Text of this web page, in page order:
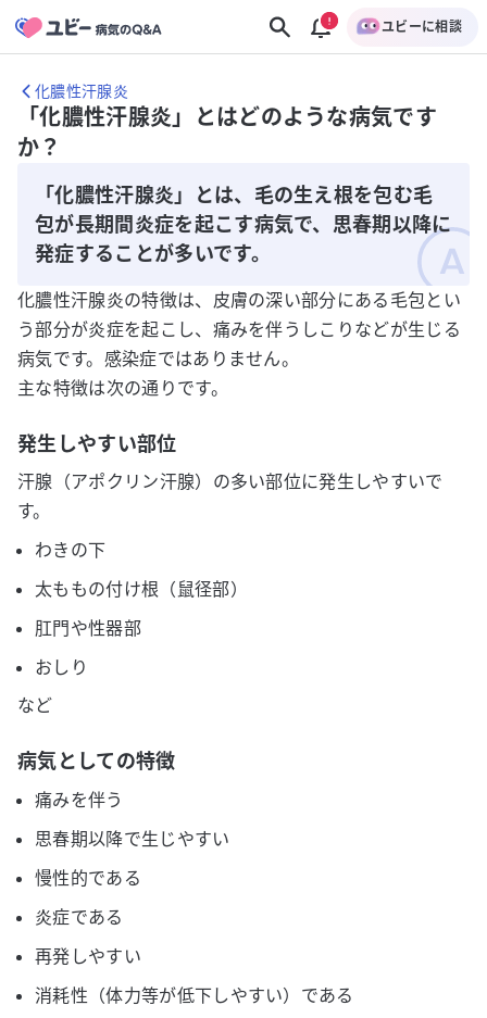
ユビーに相談
化膿性汗腺炎
「化膿性汗腺炎」とはどのような病気です
か？
「化膿性汗腺炎」とは、毛の生え根を包む毛
包が長期間炎症を起こす病気で、思春期以降に
発症することが多いです。
化膿性汗腺炎の特徴は、皮膚の深い部分にある毛包とい
う部分が炎症を起こし、痛みを伴うしこりなどが生じる
病気です。感染症ではありません。
主な特徴は次の通りです。
発生しやすい部位
汗腺（アポクリン汗腺）の多い部位に発生しやすいで
す。
わきの下
太ももの付け根（鼠径部）
肛門や性器部
おしり
など
病気としての特徴
痛みを伴う
思春期以降で生じやすい
慢性的である
炎症である
再発しやすい
消耗性（体力等が低下しやすい）である